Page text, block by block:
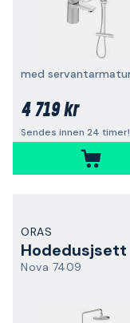
4 719 kr
Sendes innen 24 timer!
ORAS
Hodedusjsett
Nova 7409